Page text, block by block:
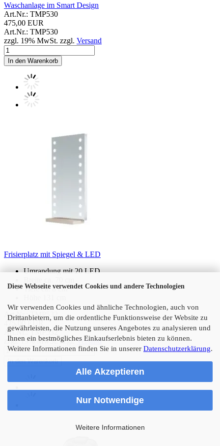
Diese Webseite verwendet Cookies und andere Technologien
Wir verwenden Cookies und ähnliche Technologien, auch von
Drittanbietern, um die ordentliche Funktionsweise der Website zu
gewährleisten, die Nutzung unseres Angebotes zu analysieren und
Ihnen ein bestmögliches Einkaufserlebnis bieten zu können.
Weitere Informationen finden Sie in unserer Datenschutzerklärung.
Alle Akzeptieren
Nur Notwendige
Weitere Informationen
Waschanlage im Smart Design
Art.Nr.: TMP530
475,00 EUR
Art.Nr.: TMP530
zzgl. 19% MwSt. zzgl. Versand
In den Warenkorb
Frisierplatz mit Spiegel & LED
Umrandung mit 20 LED
Tiefe ca. 8 cm
Art.Nr.: TMP532
Art.Nr.: TMP532
zzgl. 19% MwSt. zzgl.Versand
In den Warenkorb